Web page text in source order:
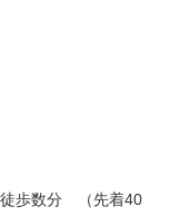
歩数分 （先着40